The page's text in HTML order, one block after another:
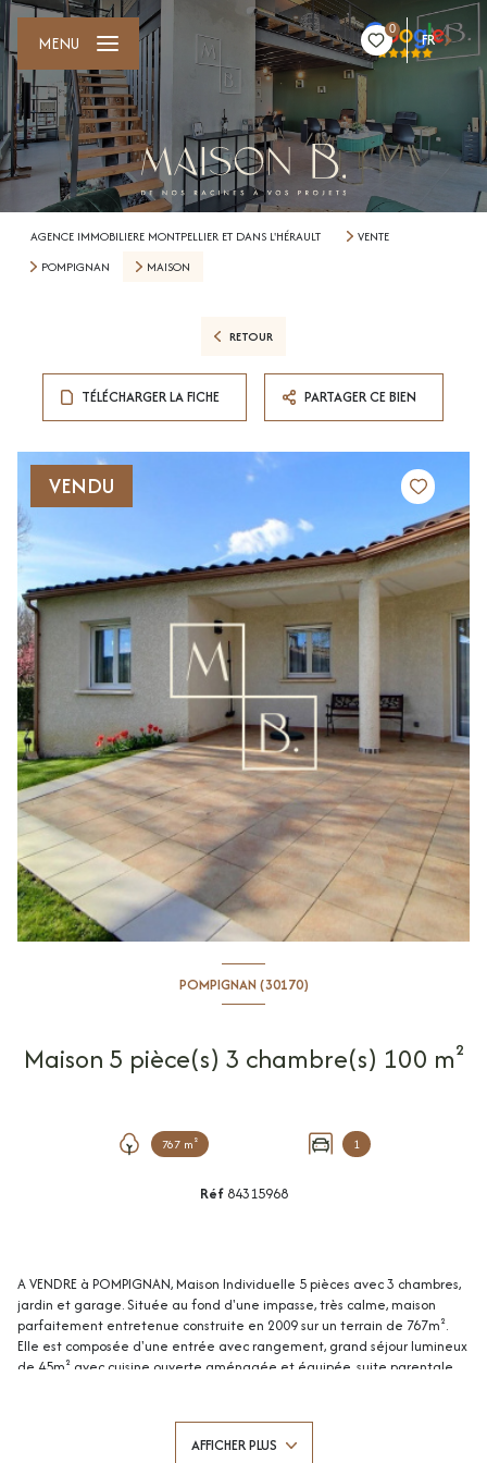
0
FR
MENU
AGENCE IMMOBILIERE MONTPELLIER ET DANS L'HÉRAULT
VENTE
POMPIGNAN
MAISON
RETOUR
TÉLÉCHARGER LA FICHE PARTAGER CE BIEN
VENDU
POMPIGNAN (30170)
Maison 5 pièce(s) 3 chambre(s) 100 m²
767 m² 1
Réf 84315968
A VENDRE à POMPIGNAN, Maison Individuelle 5 pièces avec 3 chambres,
jardin et garage. Située au fond d'une impasse, très calme, maison
parfaitement entretenue construite en 2009 sur un terrain de 767m².
Elle est composée d'une entrée avec rangement, grand séjour lumineux
de 45m² avec cuisine ouverte aménagée et équipée, suite parentale
avec terrasse de 28m² exposée plein SUD donnant sur les vignes, abri de
jardin pour stockage. Grand garage de 30m² avec cellier et buanderie.
AFFICHER PLUS